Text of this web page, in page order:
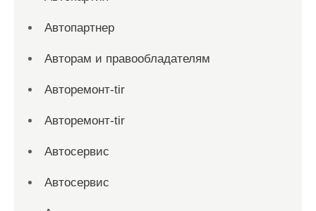
Автопартнер
Авторам и правообладателям
Авторемонт-tir
Авторемонт-tir
Автосервис
Автосервис